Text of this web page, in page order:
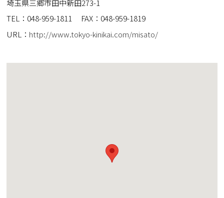
埼玉県三郷市田中新田273-1
TEL：048-959-1811
FAX：048-959-1819
URL： http://www.tokyo-kinikai.com/misato/